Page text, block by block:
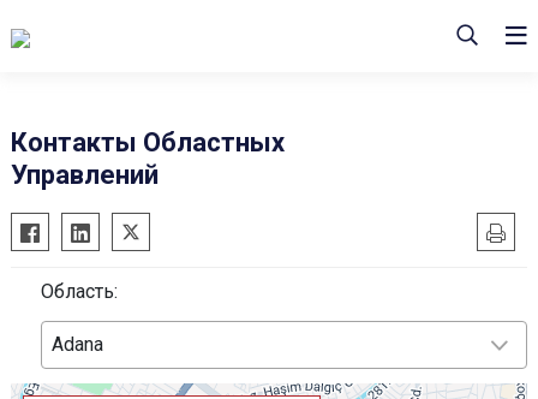
Контакты Областных
Управлений
Область:
Adana